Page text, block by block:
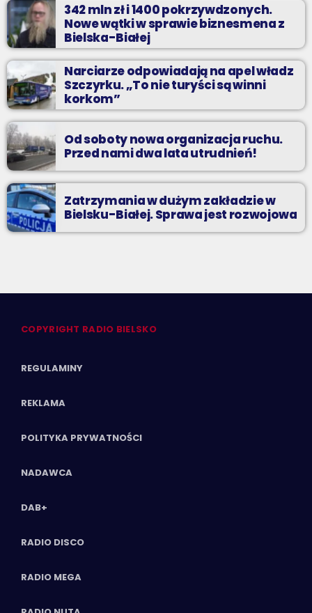
342 mln zł i 1400 pokrzywdzonych.
Nowe wątki w sprawie biznesmena z
Bielska-Białej
Narciarze odpowiadają na apel władz
Szczyrku. „To nie turyści są winni
korkom”
Od soboty nowa organizacja ruchu.
Przed nami dwa lata utrudnień!
Zatrzymania w dużym zakładzie w
Bielsku-Białej. Sprawa jest rozwojowa
COPYRIGHT RADIO BIELSKO
REGULAMINY
REKLAMA
POLITYKA PRYWATNOŚCI
NADAWCA
DAB+
RADIO DISCO
RADIO MEGA